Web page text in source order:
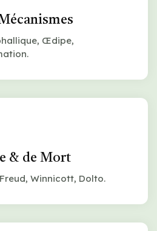
Œdipe,
& de Mort
Winnicott, Dolto.